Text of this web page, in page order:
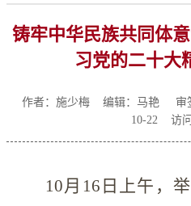
铸牢中华民族共同体
习党的二十大
作者：施少梅 编辑：马艳 审
10-22 访问
10月16日
上午，